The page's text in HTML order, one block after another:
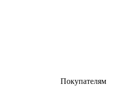
Покупателям